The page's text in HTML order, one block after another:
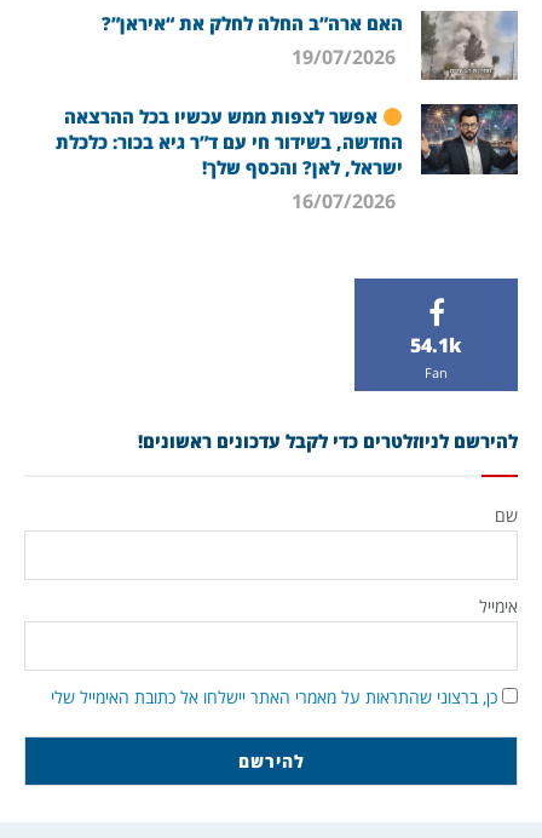
האם ארה”ב החלה לחלק את “איראן”?
אפשר לצפות ממש עכשיו בכל ההרצאה
החדשה, בשידור חי עם ד”ר גיא בכור: כלכלת
ישראל, לאן? והכסף שלך!
54.1k
Fan
להירשם לניוזלטרים כדי לקבל עדכונים ראשונים!
שם
אימייל
כן, ברצוני שהתראות על מאמרי האתר יישלחו אל כתובת האימייל שלי